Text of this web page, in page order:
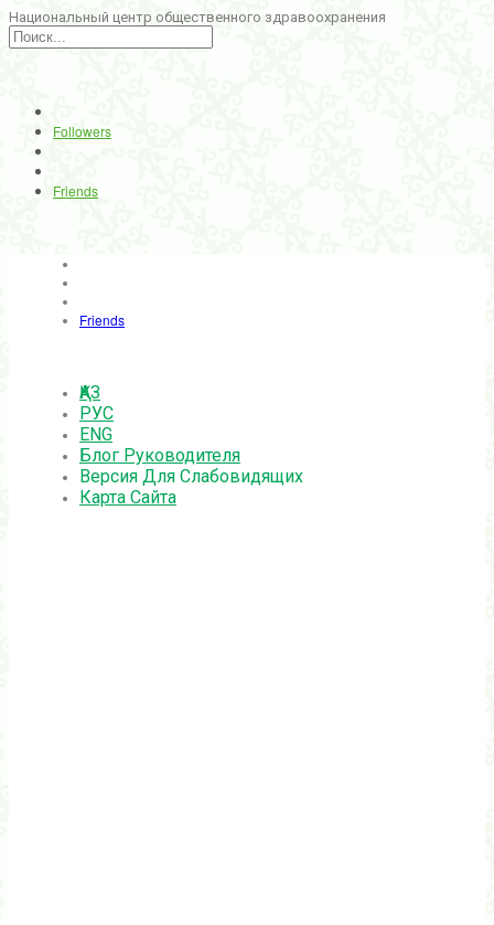
Национальный центр общественного здравоохранения
Followers
Friends
Friends
ҚАЗ
РУС
ENG
Блог Руководителя
Версия Для Слабовидящих
Карта Сайта